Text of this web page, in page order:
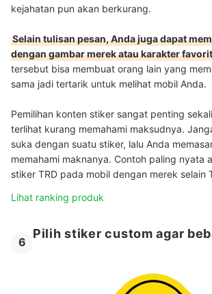
kejahatan pun akan berkurang.
Selain tulisan pesan, Anda juga dapat
dengan gambar merek atau karakter
tersebut bisa membuat orang lain yang
sama jadi tertarik untuk melihat mobil Anda.
Pemilihan konten stiker sangat penting
terlihat kurang memahami maksudnya.
suka dengan suatu stiker, lalu Anda
memahami maknanya. Contoh paling nyata
stiker TRD pada mobil dengan merek selain
Lihat ranking produk
6
Pilih stiker custom agar